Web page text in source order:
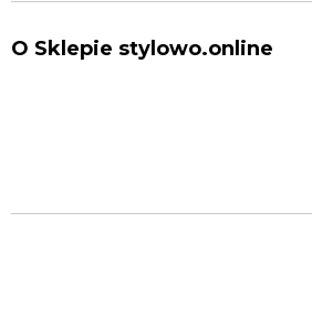
O Sklepie stylowo.online